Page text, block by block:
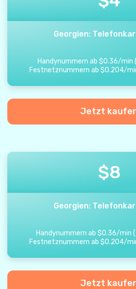
Georgien:
Handynummern ab $0.36/min (
Festnetznummern ab $0.204/
Jetzt
$8
Georgien:
Handynummern ab $0.36/min (
Festnetznummern ab $0.204/
Jetzt